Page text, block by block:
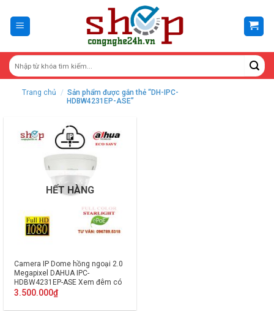
content
Trang chủ / Sản phẩm được gắn thẻ “DH-IPC-
HDBW4231EP-ASE”
HẾT HÀNG
Camera IP Dome hồng ngoại 2.0
Megapixel DAHUA IPC-
HDBW4231EP-ASE Xem đêm có
màu
3.500.000₫